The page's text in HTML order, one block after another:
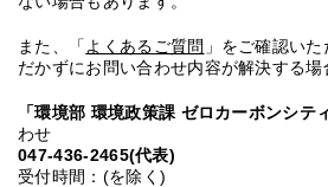
また、「 よくあるご質問 」をご確認い
だかずにお問い合わせ内容が解決する場
「環境部 環境政策課 ゼロカーボンシテ
わせ
047-436-2465(代表)
受付時間：(を除く)